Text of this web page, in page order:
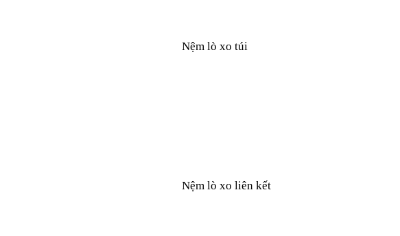
Nệm lò xo túi
Nệm lò xo liên kết